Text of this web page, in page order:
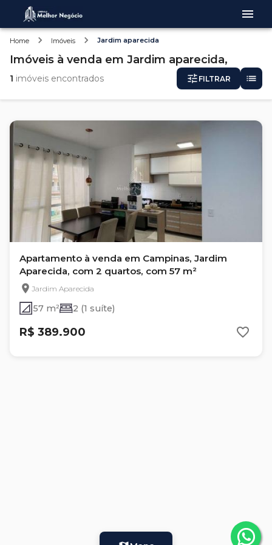
Home Imóveis Jardim aparecida
Imóveis à venda em Jardim aparecida,
1 imóveis encontrados FILTRAR
Apartamento à venda em Campinas, Jardim
Aparecida, com 2 quartos, com 57 m²
Jardim Aparecida
57 m² 2 (1 suíte)
R$ 389.900